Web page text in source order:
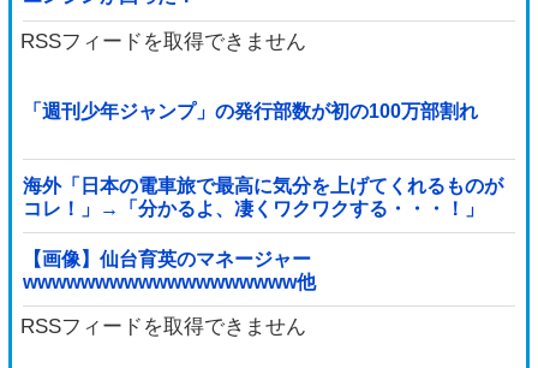
RSSフィードを取得できません
「週刊少年ジャンプ」の発行部数が初の100万部割れ
海外「日本の電車旅で最高に気分を上げてくれるものが
コレ！」→「分かるよ、凄くワクワクする・・・！」
【海外の反応】
【画像】仙台育英のマネージャー
wwwwwwwwwwwwwwwwwww他
RSSフィードを取得できません